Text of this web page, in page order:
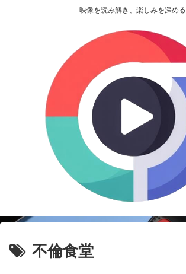
映像を読み解き、楽しみを深める
不倫食堂